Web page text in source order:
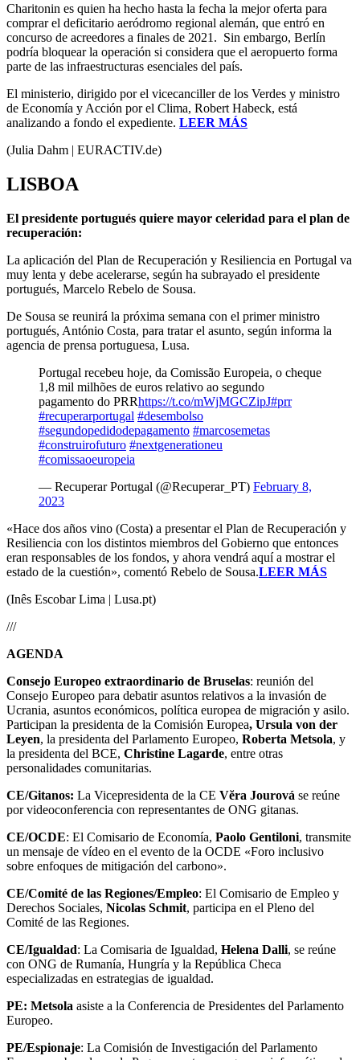
Charitonin es quien ha hecho hasta la fecha la mejor oferta para
comprar el deficitario aeródromo regional alemán, que entró en
concurso de acreedores a finales de 2021. Sin embargo, Berlín
podría bloquear la operación si considera que el aeropuerto forma
parte de las infraestructuras esenciales del país.
El ministerio, dirigido por el vicecanciller de los Verdes y ministro
de Economía y Acción por el Clima, Robert Habeck, está
analizando a fondo el expediente. LEER MÁS
(Julia Dahm | EURACTIV.de)
LISBOA
El presidente portugués quiere mayor celeridad para el plan de
recuperación:
La aplicación del Plan de Recuperación y Resiliencia en Portugal va
muy lenta y debe acelerarse, según ha subrayado el presidente
portugués, Marcelo Rebelo de Sousa.
De Sousa se reunirá la próxima semana con el primer ministro
portugués, António Costa, para tratar el asunto, según informa la
agencia de prensa portuguesa, Lusa.
Portugal recebeu hoje, da Comissão Europeia, o cheque
1,8 mil milhões de euros relativo ao segundo
pagamento do PRRhttps://t.co/mWjMGCZipJ#prr
#recuperarportugal #desembolso
#segundopedidodepagamento #marcosemetas
#construirofuturo #nextgenerationeu
#comissaoeuropeia
— Recuperar Portugal (@Recuperar_PT) February 8,
2023
«Hace dos años vino (Costa) a presentar el Plan de Recuperación y
Resiliencia con los distintos miembros del Gobierno que entonces
eran responsables de los fondos, y ahora vendrá aquí a mostrar el
estado de la cuestión», comentó Rebelo de Sousa.LEER MÁS
(Inês Escobar Lima | Lusa.pt)
///
AGENDA
Consejo Europeo extraordinario de Bruselas: reunión del
Consejo Europeo para debatir asuntos relativos a la invasión de
Ucrania, asuntos económicos, política europea de migración y asilo.
Participan la presidenta de la Comisión Europea, Ursula von der
Leyen, la presidenta del Parlamento Europeo, Roberta Metsola, y
la presidenta del BCE, Christine Lagarde, entre otras
personalidades comunitarias.
CE/Gitanos: La Vicepresidenta de la CE Vĕra Jourová se reúne
por videoconferencia con representantes de ONG gitanas.
CE/OCDE: El Comisario de Economía, Paolo Gentiloni, transmite
un mensaje de vídeo en el evento de la OCDE «Foro inclusivo
sobre enfoques de mitigación del carbono».
CE/Comité de las Regiones/Empleo: El Comisario de Empleo y
Derechos Sociales, Nicolas Schmit, participa en el Pleno del
Comité de las Regiones.
CE/Igualdad: La Comisaria de Igualdad, Helena Dalli, se reúne
con ONG de Rumanía, Hungría y la República Checa
especializadas en estrategias de igualdad.
PE: Metsola asiste a la Conferencia de Presidentes del Parlamento
Europeo.
PE/Espionaje: La Comisión de Investigación del Parlamento